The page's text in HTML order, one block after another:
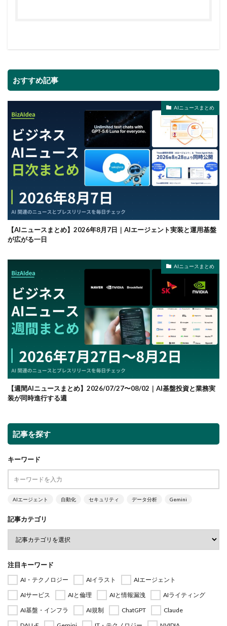
おすすめ記事
AIニュースまとめ
【AIニュースまとめ】2026年8月7日｜AIエージェント実装と運用基盤
が広がる一日
AIニュースまとめ
【週間AIニュースまとめ】2026/07/27〜08/02｜AI基盤投資と業務実
装が同時進行する週
記事を探す
キーワード
AIエージェント 自動化 セキュリティ データ分析 Gemini
記事カテゴリ
注目キーワード
AI・テクノロジー AIイラスト
AIエージェント
AIサービス
AIと倫理 AIと情報漏洩
AIライティング
AI基盤・インフラ
AI規制 ChatGPT
Claude